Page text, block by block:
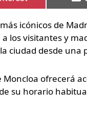
icónicos de
los visitantes y
ciudad desde una
Moncloa ofrecerá
su horario